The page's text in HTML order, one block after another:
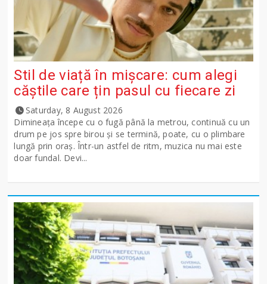
Stil de viață în mișcare: cum alegi
căștile care țin pasul cu fiecare zi
Saturday, 8 August 2026
Dimineața începe cu o fugă până la metrou, continuă cu un
drum pe jos spre birou și se termină, poate, cu o plimbare
lungă prin oraș. Într-un astfel de ritm, muzica nu mai este
doar fundal. Devi...